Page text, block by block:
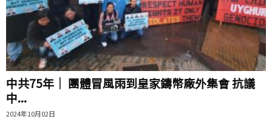
中共75年｜ 團體冒風雨到皇家鑄幣廠外集會 抗議
中...
2024年10月02日